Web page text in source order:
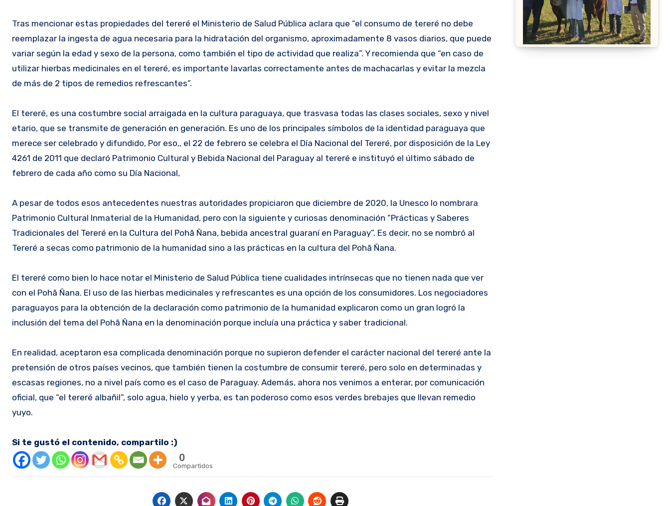
Tras mencionar estas propiedades del tereré el Ministerio de Salud Pública aclara que “el consumo de tereré no debe
reemplazar la ingesta de agua necesaria para la hidratación del organismo, aproximadamente 8 vasos diarios, que puede
variar según la edad y sexo de la persona, como también el tipo de actividad que realiza”. Y recomienda que “en caso de
utilizar hierbas medicinales en el tereré, es importante lavarlas correctamente antes de machacarlas y evitar la mezcla
de más de 2 tipos de remedios refrescantes”.
El tereré, es una costumbre social arraigada en la cultura paraguaya, que trasvasa todas las clases sociales, sexo y nivel
etario, que se transmite de generación en generación. Es uno de los principales símbolos de la identidad paraguaya que
merece ser celebrado y difundido, Por eso,, el 22 de febrero se celebra el Día Nacional del Tereré, por disposición de la Ley
4261 de 2011 que declaró Patrimonio Cultural y Bebida Nacional del Paraguay al tereré e instituyó el último sábado de
febrero de cada año como su Día Nacional,
A pesar de todos esos antecedentes nuestras autoridades propiciaron que diciembre de 2020, la Unesco lo nombrara
Patrimonio Cultural Inmaterial de la Humanidad, pero con la siguiente y curiosas denominación “Prácticas y Saberes
Tradicionales del Tereré en la Cultura del Pohã Ñana, bebida ancestral guaraní en Paraguay”. Es decir, no se nombró al
Tereré a secas como patrimonio de la humanidad sino a las prácticas en la cultura del Pohã Ñana.
El tereré como bien lo hace notar el Ministerio de Salud Pública tiene cualidades intrínsecas que no tienen nada que ver
con el Pohã Ñana. El uso de las hierbas medicinales y refrescantes es una opción de los consumidores. Los negociadores
paraguayos para la obtención de la declaración como patrimonio de la humanidad explicaron como un gran logró la
inclusión del tema del Pohã Ñana en la denominación porque incluía una práctica y saber tradicional.
En realidad, aceptaron esa complicada denominación porque no supieron defender el carácter nacional del tereré ante la
pretensión de otros países vecinos, que también tienen la costumbre de consumir tereré, pero solo en determinadas y
escasas regiones, no a nivel país como es el caso de Paraguay. Además, ahora nos venimos a enterar, por comunicación
oficial, que “el tereré albañil”, solo agua, hielo y yerba, es tan poderoso como esos verdes brebajes que llevan remedio
yuyo.
Si te gustó el contenido, compartilo :)
0
Compartidos